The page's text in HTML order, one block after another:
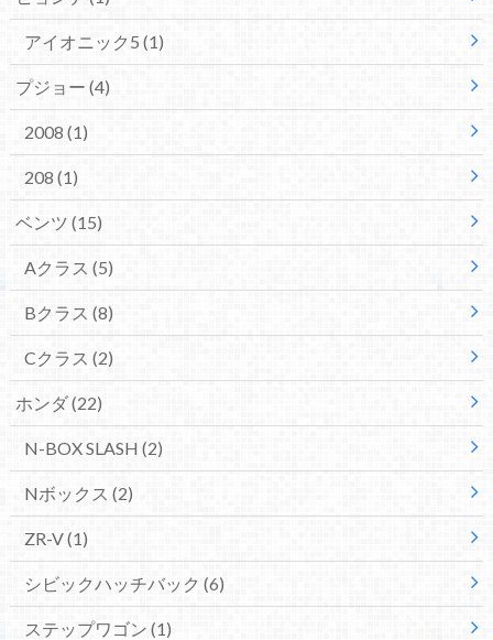
アイオニック5 (1)
プジョー (4)
2008 (1)
208 (1)
ベンツ (15)
Aクラス (5)
Bクラス (8)
Cクラス (2)
ホンダ(22)
N-BOX SLASH (2)
Nボックス (2)
ZR-V(1)
シビックハッチバック (6)
ステップワゴン (1)